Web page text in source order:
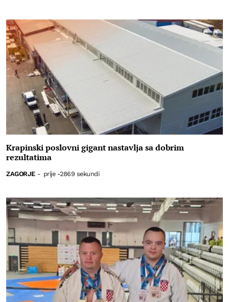
Krapinski poslovni gigant nastavlja sa dobrim
rezultatima
ZAGORJE - prije -2869 sekundi